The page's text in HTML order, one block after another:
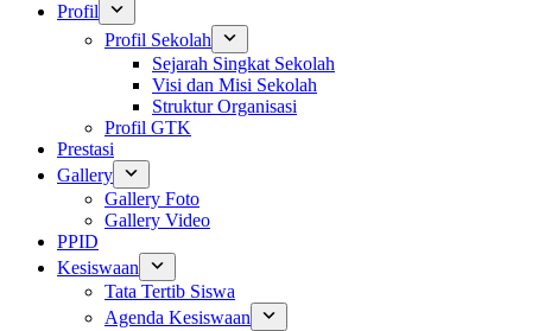
Profil
Profil Sekolah
Sejarah Singkat Sekolah
Visi dan Misi Sekolah
Struktur Organisasi
Profil GTK
Prestasi
Gallery
Gallery Foto
Gallery Video
PPID
Kesiswaan
Tata Tertib Siswa
Agenda Kesiswaan